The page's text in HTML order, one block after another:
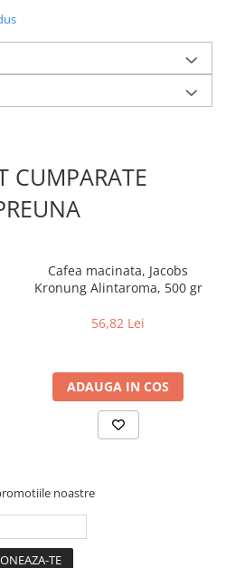
CUMPARATE
Cafea macinata, Jacobs
Kronung Alintaroma, 500 gr
56,82 Lei
ADAUGA IN COS
noastre